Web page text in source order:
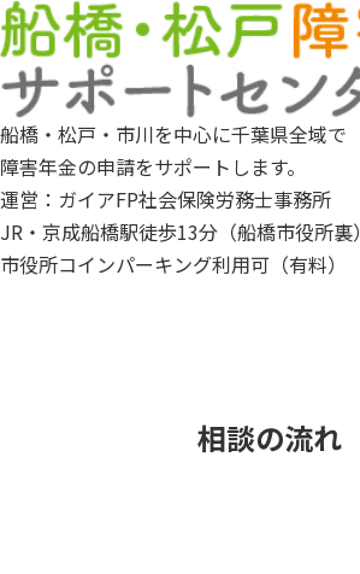
船橋・松戸・市川を中心に千葉県全域で
障害年金の申請をサポートします。
運営：ガイアFP社会保険労務士事務所
JR・京成船橋駅徒歩13分（船橋市役所裏）
市役所コインパーキング利用可（有料）
相談の流れ